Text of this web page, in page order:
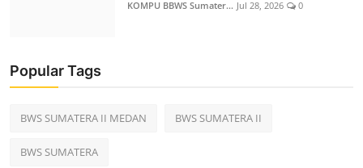
KOMPU BBWS Sumater... Jul 28, 2026 0
Popular Tags
BWS SUMATERA II MEDAN BWS SUMATERA II
BWS SUMATERA